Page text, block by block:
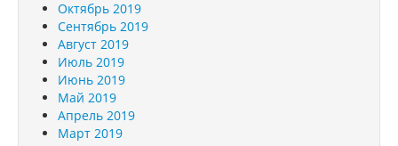
Октябрь 2019
Сентябрь 2019
Август 2019
Июль 2019
Июнь 2019
Май 2019
Апрель 2019
Март 2019